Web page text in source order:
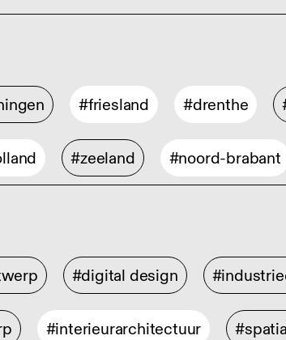
#friesland #drenthe
#zeeland #noord-brabant
#digital design
#interieurarchitectuur